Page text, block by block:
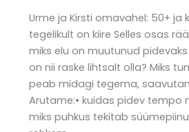
Urme ja Kirsti omavahel: 50+ ja
tegelikult on kiire Selles osas
miks elu on muutunud pidevaks
on nii raske lihtsalt olla? Miks
peab midagi tegema,
Arutame:• kuidas pidev tempo
miks puhkus tekitab